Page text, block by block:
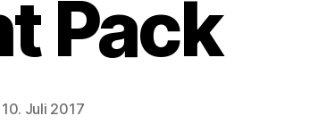
Pack
10. Juli 2017